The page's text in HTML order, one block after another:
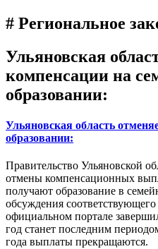
# Региональное
Ульяновская
компенсации на
образовании:
Ульяновская область
образовании:
Правительство Ульяновской
отмены компенсационных
получают образование в
обсуждения
официальном портале
год станет последним
года выплаты прекращаются.